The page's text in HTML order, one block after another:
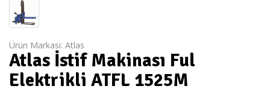
Ürün Markası: Atlas
Atlas İstif Makinası Ful
Elektrikli ATFL 1525M